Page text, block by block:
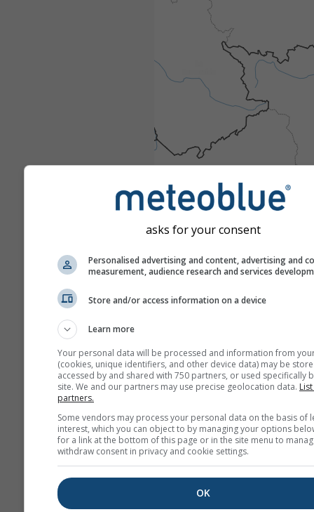
asks for your consent
Personalised advertising and content, advertising and
measurement, audience research and services
Store and/or access information on a device
Learn more
Your personal data will be processed and information from
(cookies, unique identifiers, and other device data) may be
accessed by and shared with 750 partners, or used specifically
site. We and our partners may use precise geolocation data.
partners.
Some vendors may process your personal data on the basis of
interest, which you can object to by managing your options
for a link at the bottom of this page or in the site menu to
withdraw consent in privacy and cookie settings.
OK